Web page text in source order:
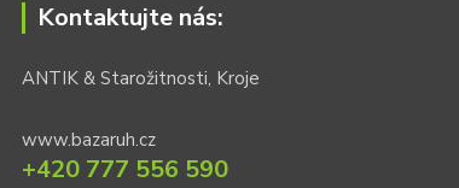
Kontaktujte nás:
ANTIK & Starožitnosti, Kroje
www.bazaruh.cz
+420 777 556 590